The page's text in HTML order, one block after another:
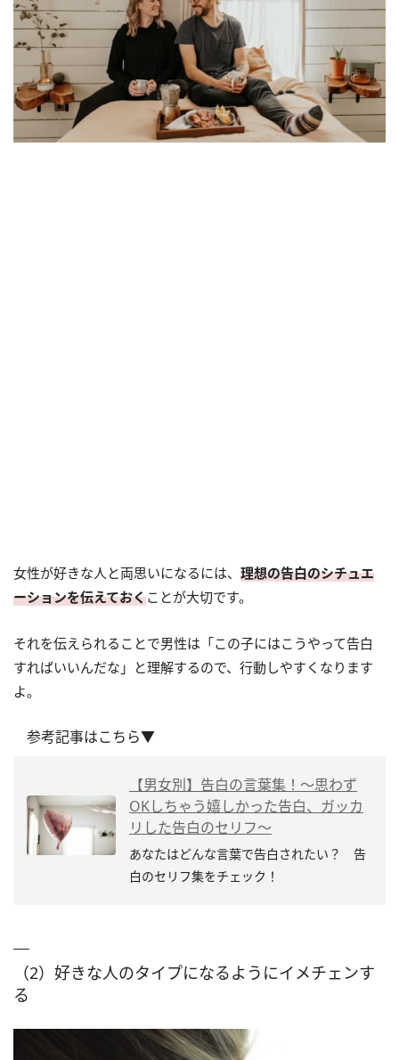
女性が好きな人と両思いになるには、 理想の告白のシチュエ
ーションを伝えておくことが大切です。
それを伝えられることで男性は「この子にはこうやって告白
すればいいんだな」と理解するので、行動しやすくなります
よ。
参考記事はこちら▼
【男女別】告白の言葉集！～思わず
OKしちゃう嬉しかった告白、ガッカ
リした告白のセリフ～
あなたはどんな言葉で告白されたい？ 告
白のセリフ集をチェック！
（2）好きな人のタイプになるようにイメチェンす
る